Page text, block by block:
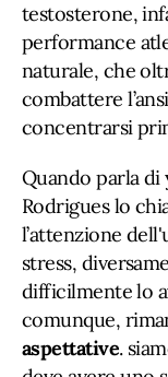
testosterone,
performance
naturale, che
combattere
concentrarsi
Quando parla
Rodrigues lo
l’attenzione
stress,
difficilmente lo
comunque,
aspettative.